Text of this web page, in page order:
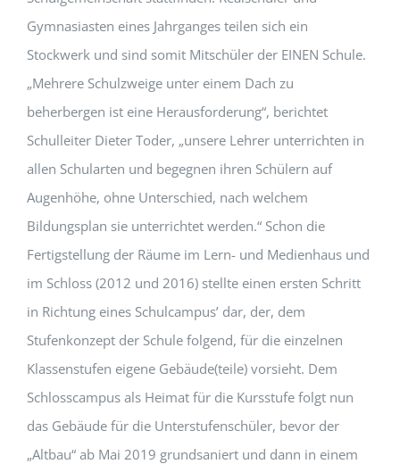
Gymnasiasten eines Jahrganges teilen sich ein
Stockwerk und sind somit Mitschüler der EINEN Schule.
„Mehrere Schulzweige unter einem Dach zu
beherbergen ist eine Herausforderung“, berichtet
Schulleiter Dieter Toder, „unsere Lehrer unterrichten in
allen Schularten und begegnen ihren Schülern auf
Augenhöhe, ohne Unterschied, nach welchem
Bildungsplan sie unterrichtet werden.“ Schon die
Fertigstellung der Räume im Lern- und Medienhaus und
im Schloss (2012 und 2016) stellte einen ersten Schritt
in Richtung eines Schulcampus’ dar, der, dem
Stufenkonzept der Schule folgend, für die einzelnen
Klassenstufen eigene Gebäude(teile) vorsieht. Dem
Schlosscampus als Heimat für die Kursstufe folgt nun
das Gebäude für die Unterstufenschüler, bevor der
„Altbau“ ab Mai 2019 grundsaniert und dann in einem